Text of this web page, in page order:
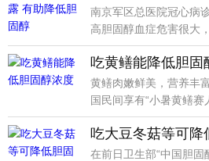
南京军区总医院冠心病
高胆固醇血症危害很大
显，故大多数人
吃黄鳝能降低胆固
黄鳝肉嫩鲜美，营养丰
国民间享有“小暑黄鳝赛
现在吃黄
吃大豆冬菇等可降
在前日卫生部“中国胆